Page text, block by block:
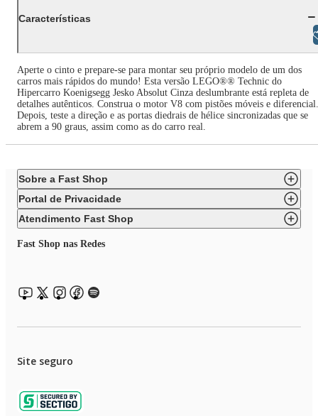
Características
Aperte o cinto e prepare-se para montar seu próprio modelo de um dos
carros mais rápidos do mundo! Esta versão LEGO®® Technic do
Hipercarro Koenigsegg Jesko Absolut Cinza deslumbrante está repleta de
detalhes autênticos. Construa o motor V8 com pistões móveis e diferencial.
Depois, teste a direção e as portas diedrais de hélice sincronizadas que se
abrem a 90 graus, assim como as do carro real.
Sobre a Fast Shop
Portal de Privacidade
Atendimento Fast Shop
Fast Shop nas Redes
Site seguro